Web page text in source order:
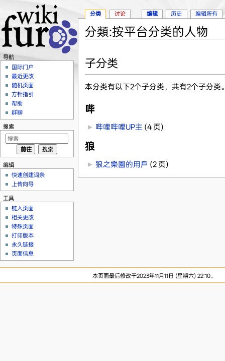
分類:按平台分类的人物
子分类
本分类有以下2个子分类，共有2个子分类
哔
► 哔哩哔哩UP主 (4 页)
狼
►狼之樂園的用戶 (2 页)
分类 讨论 编辑 历史 编辑所有
导航
国际门户
最近更改
随机页面
方针指引
帮助
群聊
搜索
编辑
快速创建词条
上传向导
工具
链入页面
相关更改
特殊页面
打印版本
永久链接
页面信息
本页面最后修改于2023年11月11日 (星期六) 22:10。